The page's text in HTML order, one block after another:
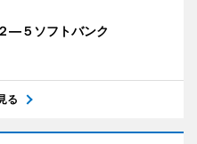
―５ソフトバンク
る